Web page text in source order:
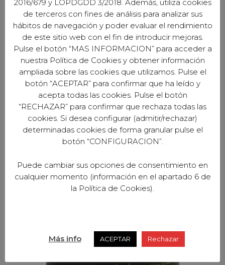
Perdiz en escabeche 400 gr.
2016/679 y LOPDGDD 3/2018. Además, utiliza cookies
de terceros con fines de análisis para analizar sus
hábitos de navegación y poder evaluar el rendimiento
de este sitio web con el fin de introducir mejoras.
Pulse el botón “MAS INFORMACION” para acceder a
nuestra Política de Cookies y obtener información
ampliada sobre las cookies que utilizamos. Pulse el
botón “ACEPTAR” para confirmar que ha leído y
acepta todas las cookies. Pulse el botón
“RECHAZAR” para confirmar que rechaza todas las
cookies. Si desea configurar (admitir/rechazar)
determinadas cookies de forma granular pulse el
botón “CONFIGURACION”.
Puede cambiar sus opciones de consentimiento en
cualquier momento (información en el apartado 6 de
la Política de Cookies).
Más info ACEPTAR Rechazar